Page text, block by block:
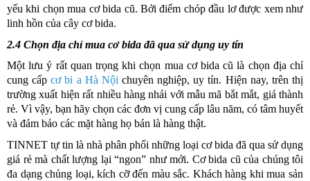
yếu khi chọn mua cơ bida cũ. Bởi điểm chóp đầu lơ được xem như
linh hồn của cây cơ bida.
2.4 Chọn địa chỉ mua cơ bida đã qua sử dụng uy tín
Một lưu ý rất quan trọng khi chọn mua cơ bida cũ là chọn địa chỉ
cung cấpcơ bi a Hà Nội chuyên nghiệp, uy tín. Hiện nay, trên thị
trường xuất hiện rất nhiều hàng nhái với mẫu mã bắt mắt, giá thành
rẻ. Vì vậy, bạn hãy chọn các đơn vị cung cấp lâu năm, có ​​tâm huyết
và đảm bảo các mặt hàng họ bán là hàng thật.
TINNET tự tin là nhà phân phối những loại cơ bida đã qua sử dụng
giá rẻ mà chất lượng lại “ngon” như mới. Cơ bida cũ của chúng tôi
đa dạng chủng loại, kích cỡ đến màu sắc. Khách hàng khi mua sản